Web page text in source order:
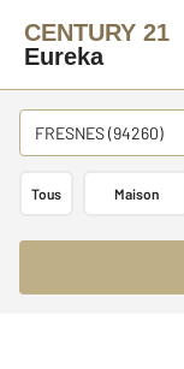
CENTURY 21
Eureka
FRESNES (94260)
Tous Maison